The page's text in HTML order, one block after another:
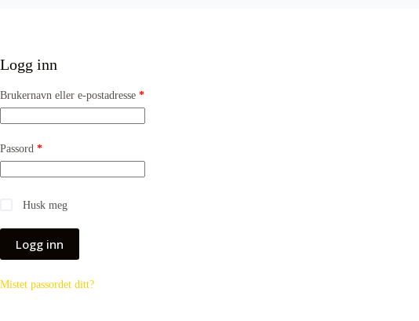
Logg inn
Brukernavn eller e-postadresse *
Passord *
Husk meg
Logg inn
Mistet passordet ditt?